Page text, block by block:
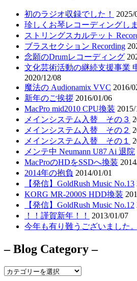
初のラジオ収録でした！
2025/
珍しくお琴レコーディングし
ストリングスカルテット
ブラスセクション Recording
念願のDrumレコーディング
文化芸術活動の継続支援事業
2020/12/08
魔法の Audionamix VVC 2016/
新年のご挨拶 2016/01/06
MacPro mid2010 CPU換装
メインシステム入替 その３
メインシステム入替 その２
メインシステム入替 その１
メンテ中 Neumann U87 Ai 退院
MacProのHDをSSDへ換装
2014年の抱負 2014/01/01
【発信】GoldRush Music No.13
KORG MR-2000S HDD換装
【発信】GoldRush Music No.12
！！謹賀新年！！
2013/01/07
今年も有り難うございました。
– Blog Category –
–